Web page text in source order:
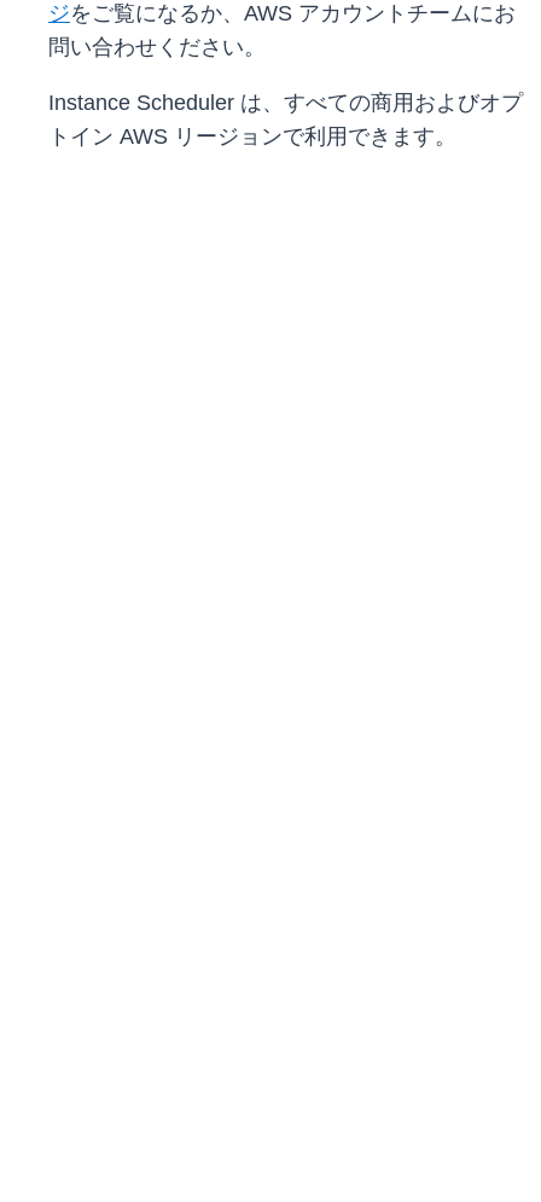
ジをご覧になるか、AWS アカウントチームにお
問い合わせください。
Instance Scheduler は、すべての商用およびオプ
トイン AWS リージョンで利用できます。